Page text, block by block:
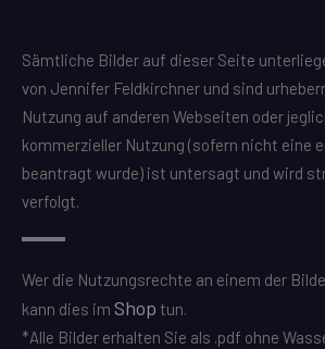
Sämtliche Bilder auf dieser Seite
von Jennifer Feldkirchner und sind
Nutzung auf anderen Webseiten oder
kommerzieller Nutzung (sofern nicht eine
beantragt wurde) ist untersagt und wird
verfolgt.
Wer die Nutzungsrechte an einem der
kann dies im Shop tun.
*Alle Bilder erhalten Sie als .pdf ohne